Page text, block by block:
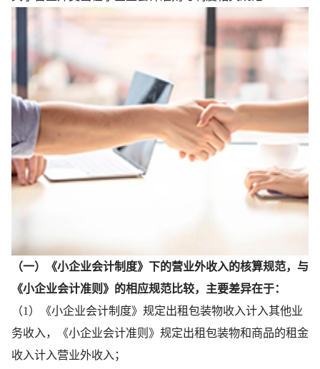
（一）《小企业会计制度》下的营业外收入的核算规范，与
《小企业会计准则》的相应规范比较，主要差异在于：
（1）《小企业会计制度》规定出租包装物收入计入其他业
务收入，《小企业会计准则》规定出租包装物和商品的租金
收入计入营业外收入；